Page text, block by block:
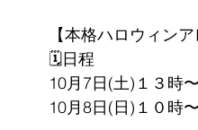
【本格ハロウィンア
🗓日程
10月7日(土)１３時〜
10月8日(日)１０時〜